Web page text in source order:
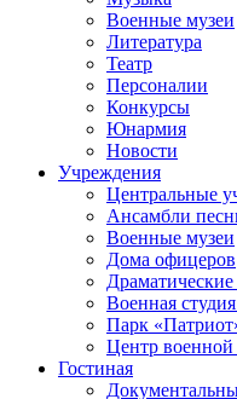
Военные музеи
Литература
Театр
Персоналии
Конкурсы
Юнармия
Новости
Учреждения
Центральные
Ансамбли
Военные музеи
Дома офицеров
Военная
Парк
Центр военной
Гостиная